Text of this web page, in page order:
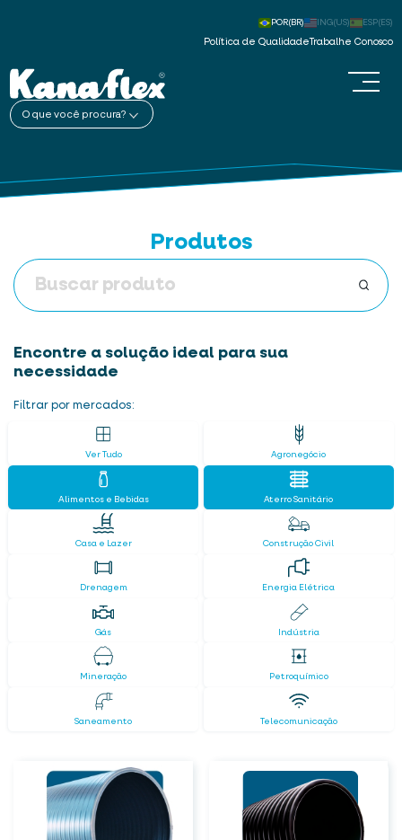
Política de Qualidade Trabalhe Conosco
POR(BR) ING(US) ESP(ES)
O que você procura?
Produtos
Encontre a solução ideal para sua
necessidade
Filtrar por mercados:
Ver Tudo Agronegócio
Alimentos e Bebidas Aterro Sanitário
Casa e Lazer Construção Civil
Drenagem Energia Elétrica
Gás Indústria
Mineração Petroquímico
Saneamento Telecomunicação